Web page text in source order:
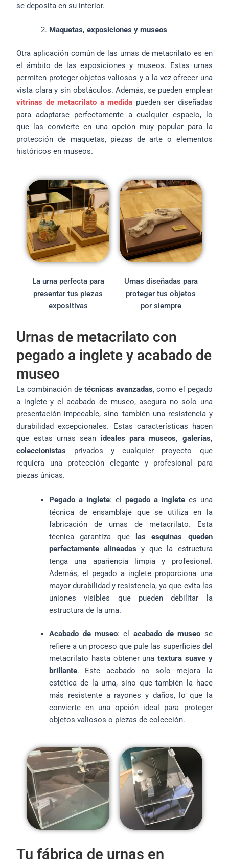
se deposita en su interior.
Maquetas, exposiciones y museos
Otra aplicación común de las urnas de metacrilato es en
el ámbito de las exposiciones y museos. Estas urnas
permiten proteger objetos valiosos y a la vez ofrecer una
vista clara y sin obstáculos. Además, se pueden emplear
vitrinas de metacrilato a medida pueden ser diseñadas
para adaptarse perfectamente a cualquier espacio, lo
que las convierte en una opción muy popular para la
protección de maquetas, piezas de arte o elementos
históricos en museos.
La urna perfecta para
presentar tus piezas
expositivas
Urnas diseñadas para
proteger tus objetos
por siempre
Urnas de metacrilato con
pegado a inglete y acabado de
museo
La combinación detécnicas avanzadas, como el pegado
a inglete y el acabado de museo, asegura no solo una
presentación impecable, sino también una resistencia y
durabilidad excepcionales. Estas características hacen
que estas urnas sean ideales para museos, galerías,
coleccionistas privados y cualquier proyecto que
requiera una protección elegante y profesional para
piezas únicas.
Pegado a inglete: el pegado a ingletees una
técnica de ensamblaje que se utiliza en la
fabricación de urnas de metacrilato. Esta
técnica garantiza que
las esquinas queden
perfectamente alineadas y que la estructura
tenga una apariencia limpia y profesional.
Además, el pegado a inglete proporciona una
mayor durabilidad y resistencia, ya que evita las
uniones visibles que pueden debilitar la
estructura de la urna.
Acabado de museo: el acabado de museo se
refiere a un proceso que pule las superficies del
metacrilato hasta obtener unatextura suave y
brillante. Este acabado no solo mejora la
estética de la urna, sino que también la hace
más resistente a rayones y daños, lo que la
convierte en una opción ideal para proteger
objetos valiosos o piezas de colección.
Tu fábrica de urnas en